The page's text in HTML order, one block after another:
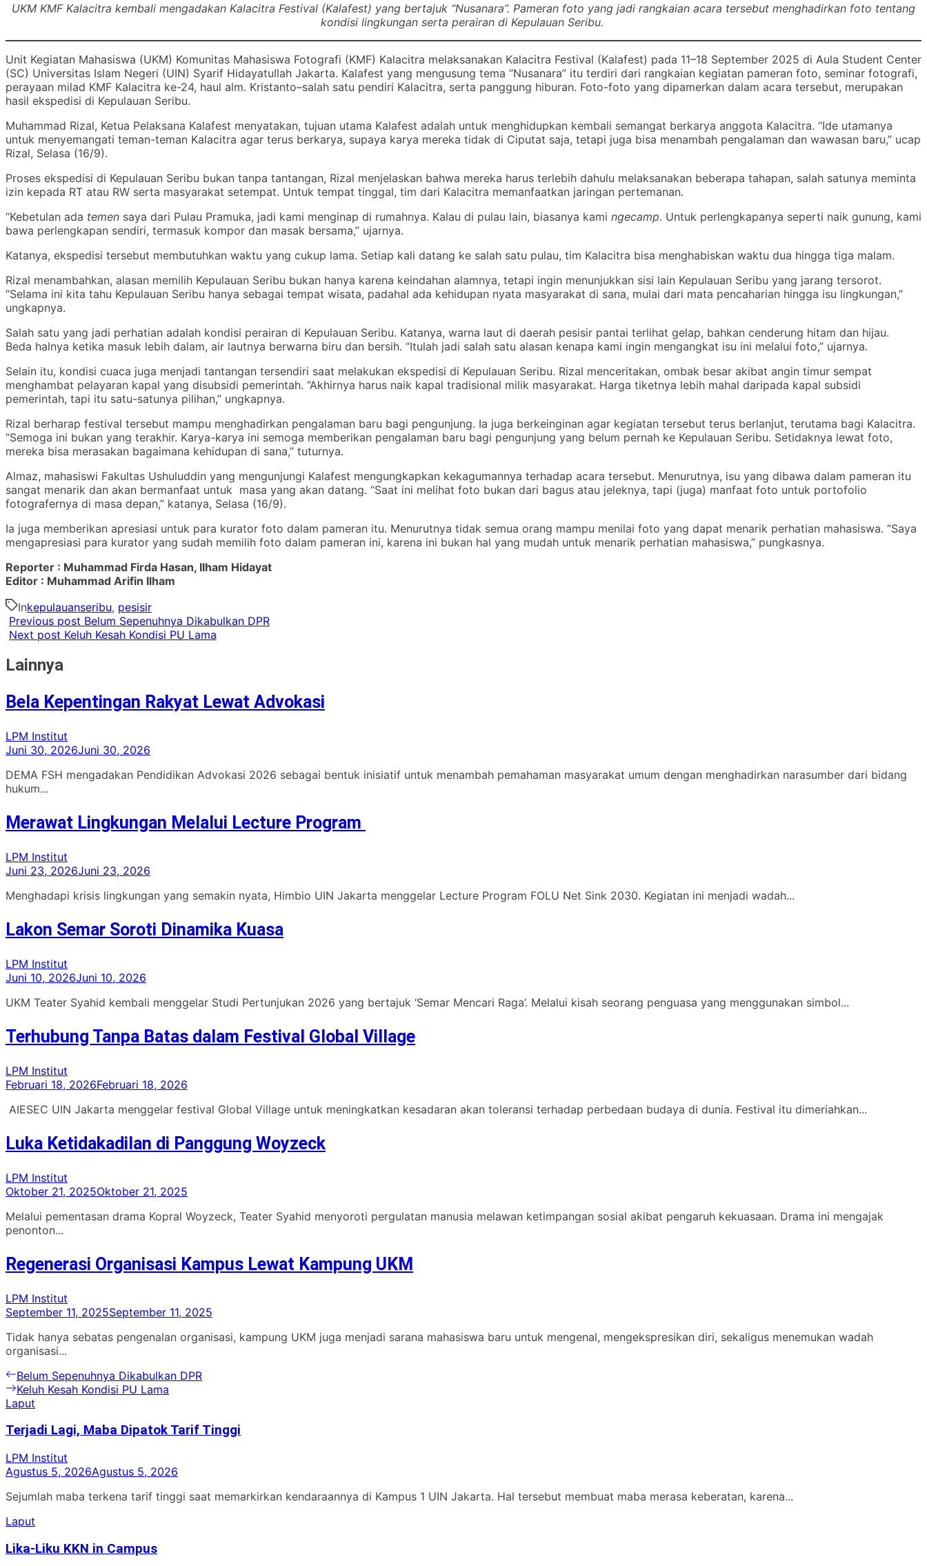
UKM KMF Kalacitra kembali mengadakan Kalacitra Festival (Kalafest) yang bertajuk “Nusanara”. Pameran foto yang jadi rangkaian acara tersebut menghadirkan foto tentang
kondisi lingkungan serta perairan di Kepulauan Seribu.
Unit Kegiatan Mahasiswa (UKM) Komunitas Mahasiswa Fotografi (KMF) Kalacitra melaksanakan Kalacitra Festival (Kalafest) pada 11–18 September 2025 di Aula Student Center
(SC) Universitas Islam Negeri (UIN) Syarif Hidayatullah Jakarta. Kalafest yang mengusung tema “Nusanara” itu terdiri dari rangkaian kegiatan pameran foto, seminar fotografi,
perayaan milad KMF Kalacitra ke-24, haul alm. Kristanto–salah satu pendiri Kalacitra, serta panggung hiburan. Foto-foto yang dipamerkan dalam acara tersebut, merupakan
hasil ekspedisi di Kepulauan Seribu.
Muhammad Rizal, Ketua Pelaksana Kalafest menyatakan, tujuan utama Kalafest adalah untuk menghidupkan kembali semangat berkarya anggota Kalacitra. “Ide utamanya
untuk menyemangati teman-teman Kalacitra agar terus berkarya, supaya karya mereka tidak di Ciputat saja, tetapi juga bisa menambah pengalaman dan wawasan baru,” ucap
Rizal, Selasa (16/9).
Proses ekspedisi di Kepulauan Seribu bukan tanpa tantangan, Rizal menjelaskan bahwa mereka harus terlebih dahulu melaksanakan beberapa tahapan, salah satunya meminta
izin kepada RT atau RW serta masyarakat setempat. Untuk tempat tinggal, tim dari Kalacitra memanfaatkan jaringan pertemanan.
“Kebetulan ada temen saya dari Pulau Pramuka, jadi kami menginap di rumahnya. Kalau di pulau lain, biasanya kami ngecamp. Untuk perlengkapanya seperti naik gunung, kami
bawa perlengkapan sendiri, termasuk kompor dan masak bersama,” ujarnya.
Katanya, ekspedisi tersebut membutuhkan waktu yang cukup lama. Setiap kali datang ke salah satu pulau, tim Kalacitra bisa menghabiskan waktu dua hingga tiga malam.
Rizal menambahkan, alasan memilih Kepulauan Seribu bukan hanya karena keindahan alamnya, tetapi ingin menunjukkan sisi lain Kepulauan Seribu yang jarang tersorot.
“Selama ini kita tahu Kepulauan Seribu hanya sebagai tempat wisata, padahal ada kehidupan nyata masyarakat di sana, mulai dari mata pencaharian hingga isu lingkungan,”
ungkapnya.
Salah satu yang jadi perhatian adalah kondisi perairan di Kepulauan Seribu. Katanya, warna laut di daerah pesisir pantai terlihat gelap, bahkan cenderung hitam dan hijau.
Beda halnya ketika masuk lebih dalam, air lautnya berwarna biru dan bersih. “Itulah jadi salah satu alasan kenapa kami ingin mengangkat isu ini melalui foto,” ujarnya.
Selain itu, kondisi cuaca juga menjadi tantangan tersendiri saat melakukan ekspedisi di Kepulauan Seribu. Rizal menceritakan, ombak besar akibat angin timur sempat
menghambat pelayaran kapal yang disubsidi pemerintah. “Akhirnya harus naik kapal tradisional milik masyarakat. Harga tiketnya lebih mahal daripada kapal subsidi
pemerintah, tapi itu satu-satunya pilihan,” ungkapnya.
Rizal berharap festival tersebut mampu menghadirkan pengalaman baru bagi pengunjung. Ia juga berkeinginan agar kegiatan tersebut terus berlanjut, terutama bagi Kalacitra.
“Semoga ini bukan yang terakhir. Karya-karya ini semoga memberikan pengalaman baru bagi pengunjung yang belum pernah ke Kepulauan Seribu. Setidaknya lewat foto,
mereka bisa merasakan bagaimana kehidupan di sana,” tuturnya.
Almaz, mahasiswi Fakultas Ushuluddin yang mengunjungi Kalafest mengungkapkan kekagumannya terhadap acara tersebut. Menurutnya, isu yang dibawa dalam pameran itu
sangat menarik dan akan bermanfaat untuk masa yang akan datang. “Saat ini melihat foto bukan dari bagus atau jeleknya, tapi (juga) manfaat foto untuk portofolio
fotografernya di masa depan,” katanya, Selasa (16/9).
Ia juga memberikan apresiasi untuk para kurator foto dalam pameran itu. Menurutnya tidak semua orang mampu menilai foto yang dapat menarik perhatian mahasiswa. “Saya
mengapresiasi para kurator yang sudah memilih foto dalam pameran ini, karena ini bukan hal yang mudah untuk menarik perhatian mahasiswa,” pungkasnya.
Reporter : Muhammad Firda Hasan, Ilham Hidayat
Editor : Muhammad Arifin Ilham
Inkepulauanseribu, pesisir
Previous post Belum Sepenuhnya Dikabulkan DPR
Next post Keluh Kesah Kondisi PU Lama
Lainnya
Bela Kepentingan Rakyat Lewat Advokasi
LPM Institut
Juni 30, 2026Juni 30, 2026
DEMA FSH mengadakan Pendidikan Advokasi 2026 sebagai bentuk inisiatif untuk menambah pemahaman masyarakat umum dengan menghadirkan narasumber dari bidang
hukum...
Merawat Lingkungan Melalui Lecture Program
LPM Institut
Juni 23, 2026Juni 23, 2026
Menghadapi krisis lingkungan yang semakin nyata, Himbio UIN Jakarta menggelar Lecture Program FOLU Net Sink 2030. Kegiatan ini menjadi wadah...
Lakon Semar Soroti Dinamika Kuasa
LPM Institut
Juni 10, 2026Juni 10, 2026
UKM Teater Syahid kembali menggelar Studi Pertunjukan 2026 yang bertajuk ‘Semar Mencari Raga’. Melalui kisah seorang penguasa yang menggunakan simbol...
Terhubung Tanpa Batas dalam Festival Global Village
LPM Institut
Februari 18, 2026Februari 18, 2026
AIESEC UIN Jakarta menggelar festival Global Village untuk meningkatkan kesadaran akan toleransi terhadap perbedaan budaya di dunia. Festival itu dimeriahkan...
Luka Ketidakadilan di Panggung Woyzeck
LPM Institut
Oktober 21, 2025Oktober 21, 2025
Melalui pementasan drama Kopral Woyzeck, Teater Syahid menyoroti pergulatan manusia melawan ketimpangan sosial akibat pengaruh kekuasaan. Drama ini mengajak
penonton...
Regenerasi Organisasi Kampus Lewat Kampung UKM
LPM Institut
September 11, 2025September 11, 2025
Tidak hanya sebatas pengenalan organisasi, kampung UKM juga menjadi sarana mahasiswa baru untuk mengenal, mengekspresikan diri, sekaligus menemukan wadah
organisasi...
Navigasi
pos
Previous
post:
Belum Sepenuhnya Dikabulkan DPR
Next
post:
Keluh Kesah Kondisi PU Lama
Laput
Terjadi Lagi, Maba Dipatok Tarif Tinggi
LPM Institut
Agustus 5, 2026Agustus 5, 2026
Sejumlah maba terkena tarif tinggi saat memarkirkan kendaraannya di Kampus 1 UIN Jakarta. Hal tersebut membuat maba merasa keberatan, karena...
Laput
Lika-Liku KKN in Campus